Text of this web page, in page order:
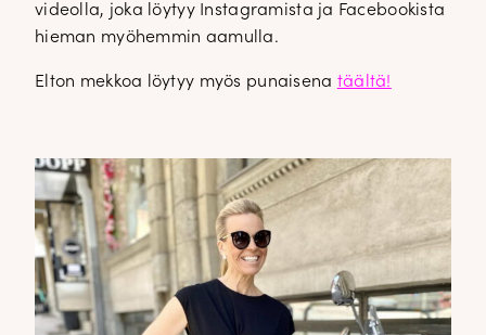
videolla, joka löytyy Instagramista ja Facebookista
hieman myöhemmin aamulla.
Elton mekkoa löytyy myös punaisena täältä!